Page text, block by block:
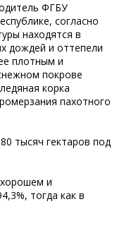
ФГБУ
согласно
находятся в
дождей и оттепели
плотным и
покрове
корка
пахотного
тысяч гектаров под
и
тогда как в